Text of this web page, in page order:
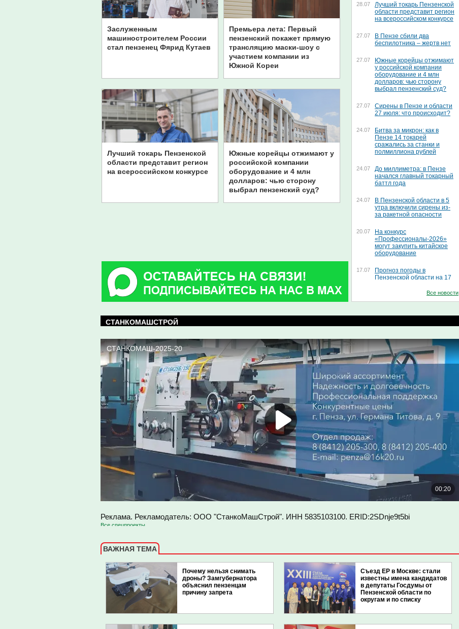
Заслуженным
машиностроителем России
стал пензенец Фярид Кутаев
Премьера лета: Первый
пензенский покажет прямую
трансляцию маски-шоу с
участием компании из
Южной Кореи
Лучший токарь Пензенской
области представит регион
на всероссийском конкурсе
Южные корейцы отжимают у
российской компании
оборудование и 4 млн
долларов: чью сторону
выбрал пензенский суд?
28.07
Лучший токарь Пензенской
области представит регион
на всероссийском конкурсе
27.07
В Пензе сбили два
беспилотника – жертв нет
27.07
Южные корейцы отжимают
у российской компании
оборудование и 4 млн
долларов: чью сторону
выбрал пензенский суд?
27.07
Сирены в Пензе и области
27 июля: что происходит?
24.07
Битва за микрон: как в
Пензе 14 токарей
сражались за станки и
полмиллиона рублей
24.07
До миллиметра: в Пензе
начался главный токарный
баттл года
24.07
В Пензенской области в 5
утра включили сирены из-
за ракетной опасности
20.07
На конкурс
«Профессионалы-2026»
могут закупить китайское
оборудование
17.07
Прогноз погоды в
Пензенской области на 17
16.07
В России готовят к
нового поколения
Все новости
СТАНКОМАШСТРОЙ
Реклама. Рекламодатель: ООО "СтанкоМашСтрой". ИНН 5835103100. ERID:2SDnje9t5bi
Все спецпроекты
ВАЖНАЯ ТЕМА
Почему нельзя снимать
дроны? Замгубернатора
объяснил пензенцам
причину запрета
Съезд ЕР в Москве: стали
известны имена кандидатов
в депутаты Госдумы от
Пензенской области по
округам и по списку